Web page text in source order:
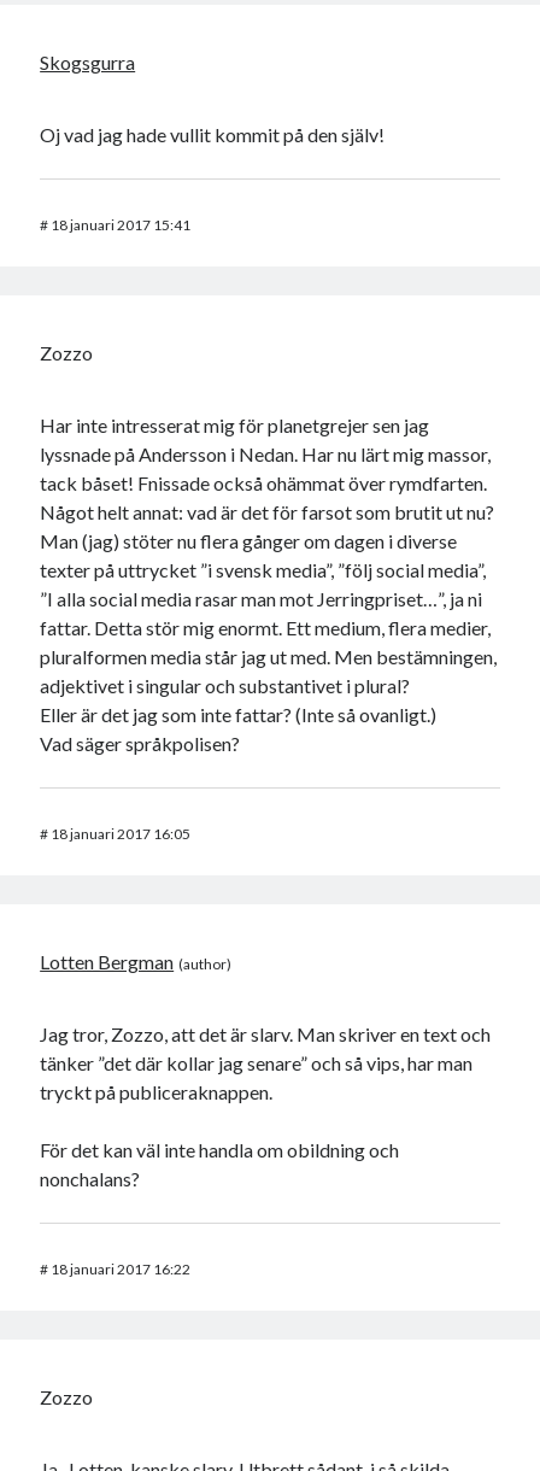
Skogsgurra
Oj vad jag hade vullit kommit på den själv!
# 18 januari 2017 15:41
Zozzo
Har inte intresserat mig för planetgrejer sen jag
lyssnade på Andersson i Nedan. Har nu lärt mig massor,
tack båset! Fnissade också ohämmat över rymdfarten.
Något helt annat: vad är det för farsot som brutit ut nu?
Man (jag) stöter nu flera gånger om dagen i diverse
texter på uttrycket ”i svensk media”, ”följ social media”,
”I alla social media rasar man mot Jerringpriset…”, ja ni
fattar. Detta stör mig enormt. Ett medium, flera medier,
pluralformen media står jag ut med. Men bestämningen,
adjektivet i singular och substantivet i plural?
Eller är det jag som inte fattar? (Inte så ovanligt.)
Vad säger språkpolisen?
# 18 januari 2017 16:05
Lotten Bergman
Jag tror, Zozzo, att det är slarv. Man skriver en text och
tänker ”det där kollar jag senare” och så vips, har man
tryckt på publiceraknappen.
För det kan väl inte handla om obildning och
nonchalans?
# 18 januari 2017 16:22
Zozzo